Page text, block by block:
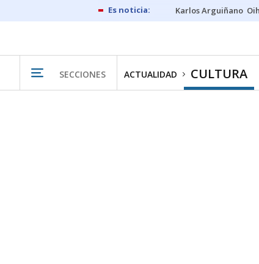
Karlos Arguiñano
SECCIONES ACTUALIDAD CULTURA